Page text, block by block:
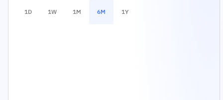
1D 1W 1M 6M 1Y